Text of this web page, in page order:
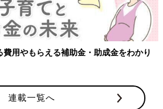
用やもらえる補助金・助成金をわかり
連載一覧へ